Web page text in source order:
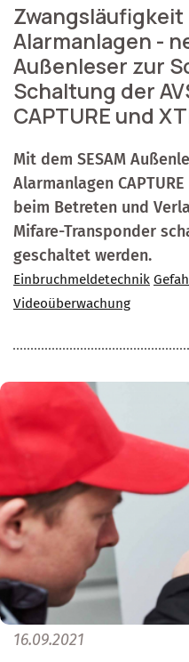
Zwangsläufigkeit
Alarmanlagen -
Außenleser zur
Schaltung der
CAPTURE und
Mit dem SESAM
Alarmanlagen
beim Betreten und
Mifare-Transponder
geschaltet werden.
Einbruchmeldetechnik
Videoüberwachung
16.09.2021